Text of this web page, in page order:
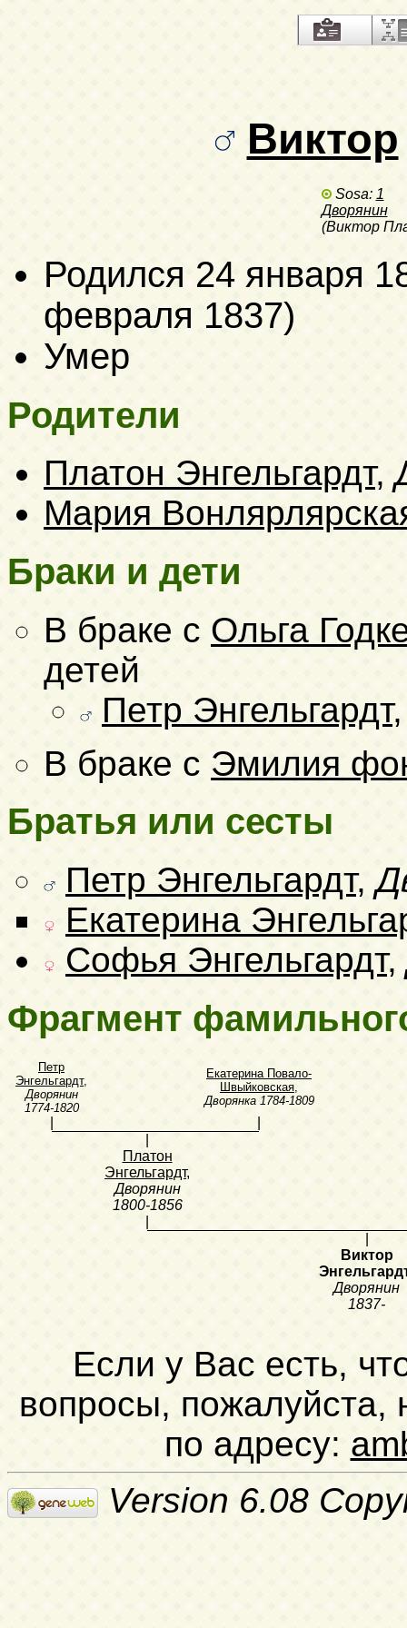
Виктор
Sosa: 1
Дворянин
(Виктор
Родился 24 января
февраля 1837)
Умер
Родители
Платон Энгельгардт,
Мария
Браки и дети
В браке с Ольга
детей
Петр Энгельгардт
В браке с Эмилия
Братья или сесты
Петр Энгельгардт,
Екатерина
Софья Энгельгардт,
Фрагмент
Петр
Энгельгардт,
Дворянин
1774-1820
Екатерина Повало-
Швыйковская
Дворянка 1784-1809
Платон
Энгельгардт,
Дворянин
1800-1856
Виктор
Дворянин
1837-
Если у Вас есть,
вопросы, пожалуйста,
по адресу:
Version 6.08